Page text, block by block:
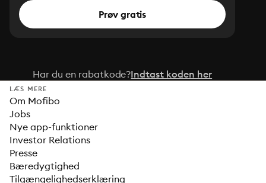
Prøv gratis
Har du en rabatkode?Indtast koden her
LÆS MERE
Om Mofibo
Jobs
Nye app-funktioner
Investor Relations
Presse
Bæredygtighed
Tilgængelighedserklæring